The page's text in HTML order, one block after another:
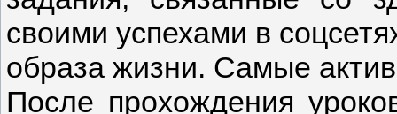
своими успехами в
образа жизни. Самые
После прохождения